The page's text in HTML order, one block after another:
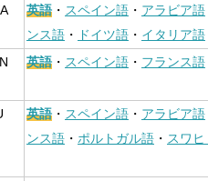
英語 ・ スペイン語 ・ アラビア語
ンス語 ・ ドイツ語 ・ イタリア語
英語 ・ スペイン語 ・ フランス語
英語 ・ スペイン語 ・ アラビア語
ンス語 ・ ポルトガル語 ・ スワ